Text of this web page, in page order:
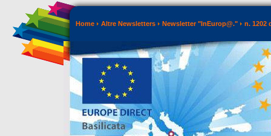
Home Altre Newsletters Newsletter "InEurop@." n. 1202